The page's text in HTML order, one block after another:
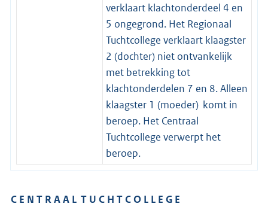
verklaart klachtonderdeel 4 en
5 ongegrond. Het Regionaal
Tuchtcollege verklaart klaagster
2 (dochter) niet ontvankelijk
met betrekking tot
klachtonderdelen 7 en 8. Alleen
klaagster 1 (moeder) komt in
beroep. Het Centraal
Tuchtcollege verwerpt het
beroep.
C E N T R A A L T U C H T C O L L E G E